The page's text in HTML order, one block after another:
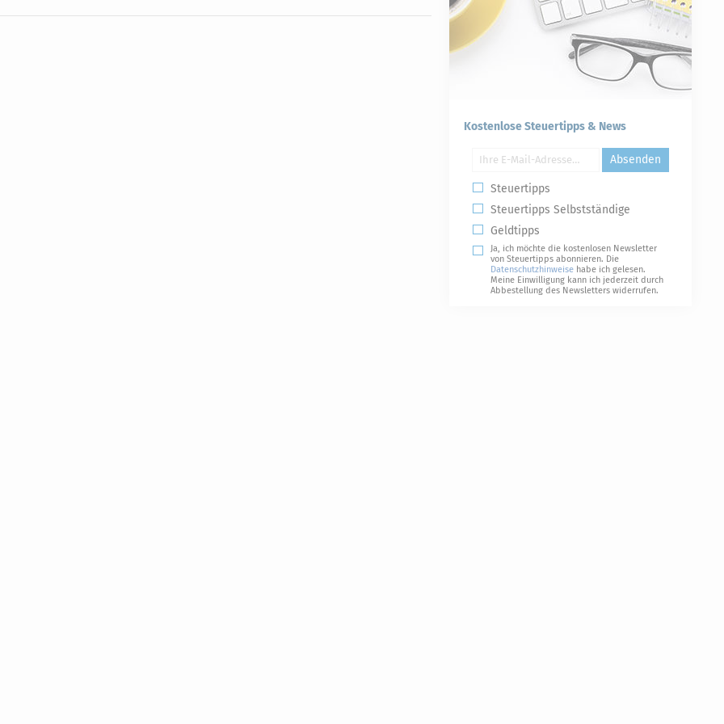
Kostenlose Steuertipps & News
Absenden
Steuertipps
Steuertipps Selbstständige
Geldtipps
Ja, ich möchte die kostenlosen Newsletter
von Steuertipps abonnieren. Die
Datenschutzhinweise habe ich gelesen.
Meine Einwilligung kann ich jederzeit durch
Abbestellung des Newsletters widerrufen.